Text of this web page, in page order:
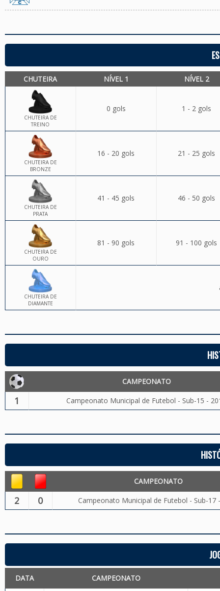
CHUTEIRA NÍVEL 1 NÍVEL 2
CHUTEIRA DE
TREINO
0 gols 1 - 2 gols
CHUTEIRA DE
BRONZE
16 - 20 gols 21 - 25 gols
CHUTEIRA DE
PRATA
41 - 45 gols 46 - 50 gols
CHUTEIRA DE
OURO
81 - 90 gols 91 - 100 gols
CHUTEIRA DE
DIAMANTE
CAMPEONATO
1 Campeonato Municipal de Futebol - Sub-15 -
CAMPEONATO
2 0 Campeonato Municipal de Futebol - Sub-17
DATA CAMPEONATO